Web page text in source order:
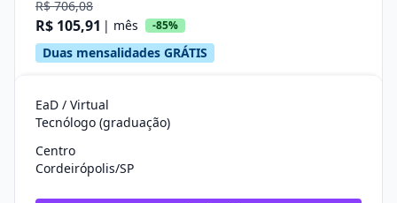
R$ 706,08
R$ 105,91 | mês -85%
Duas mensalidades GRÁTIS
EaD / Virtual
Tecnólogo (graduação)
Centro
Cordeirópolis/SP